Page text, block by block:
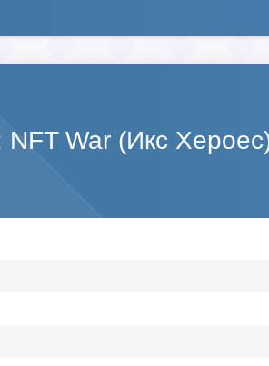
NFT War (Икс